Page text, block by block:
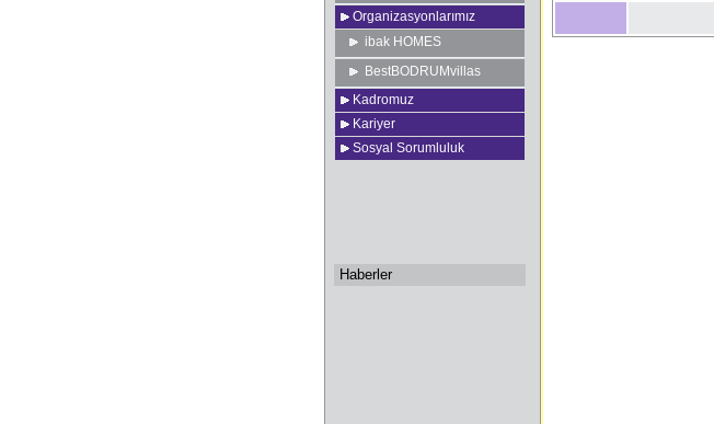
Organizasyonlarımız
ibak HOMES
BestBODRUMvillas
Kadromuz
Kariyer
Sosyal Sorumluluk
Haberler